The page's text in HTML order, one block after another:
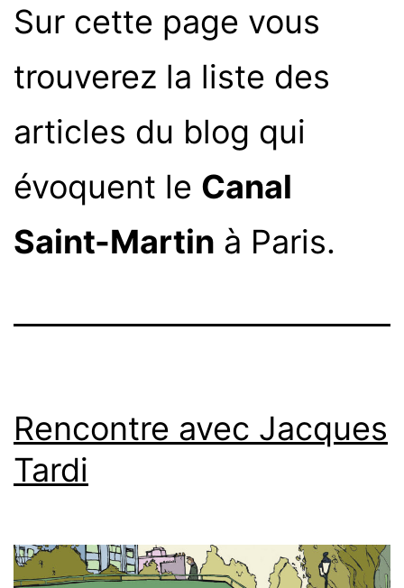
Sur cette page vous
trouverez la liste des
articles du blog qui
évoquent le Canal
Saint-Martin à Paris.
Rencontre avec Jacques
Tardi